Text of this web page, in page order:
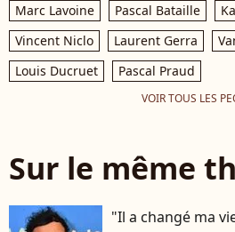
Marc Lavoine Pascal Bataille
Vincent Niclo
Laurent Gerra
Louis Ducruet
Pascal Praud
VOIR TOUS LES
Sur le même
"Il a changé ma